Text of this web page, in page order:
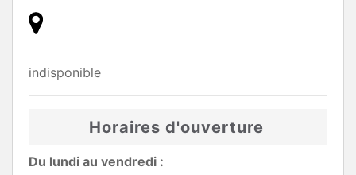
indisponible
Horaires d'ouverture
Du lundi au vendredi :